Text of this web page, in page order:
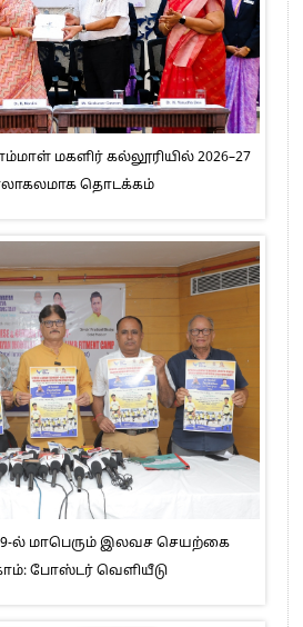
மகளிர் கல்லூரியில் 2026–27
தொடக்கம்
மாபெரும் இலவச செயற்கை
போஸ்டர் வெளியீடு